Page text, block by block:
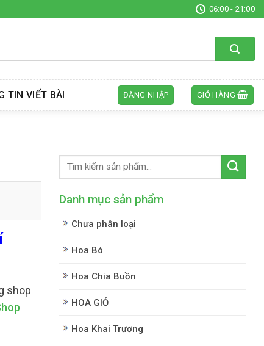
06:00 - 21:00
TIN VIẾT BÀI ĐĂNG NHẬP GIỎ HÀNG
shop
Danh mục sản phẩm
Chưa phân loại
Hoa Bó
Hoa Chia Buồn
HOA GIỎ
Hoa Khai Trương